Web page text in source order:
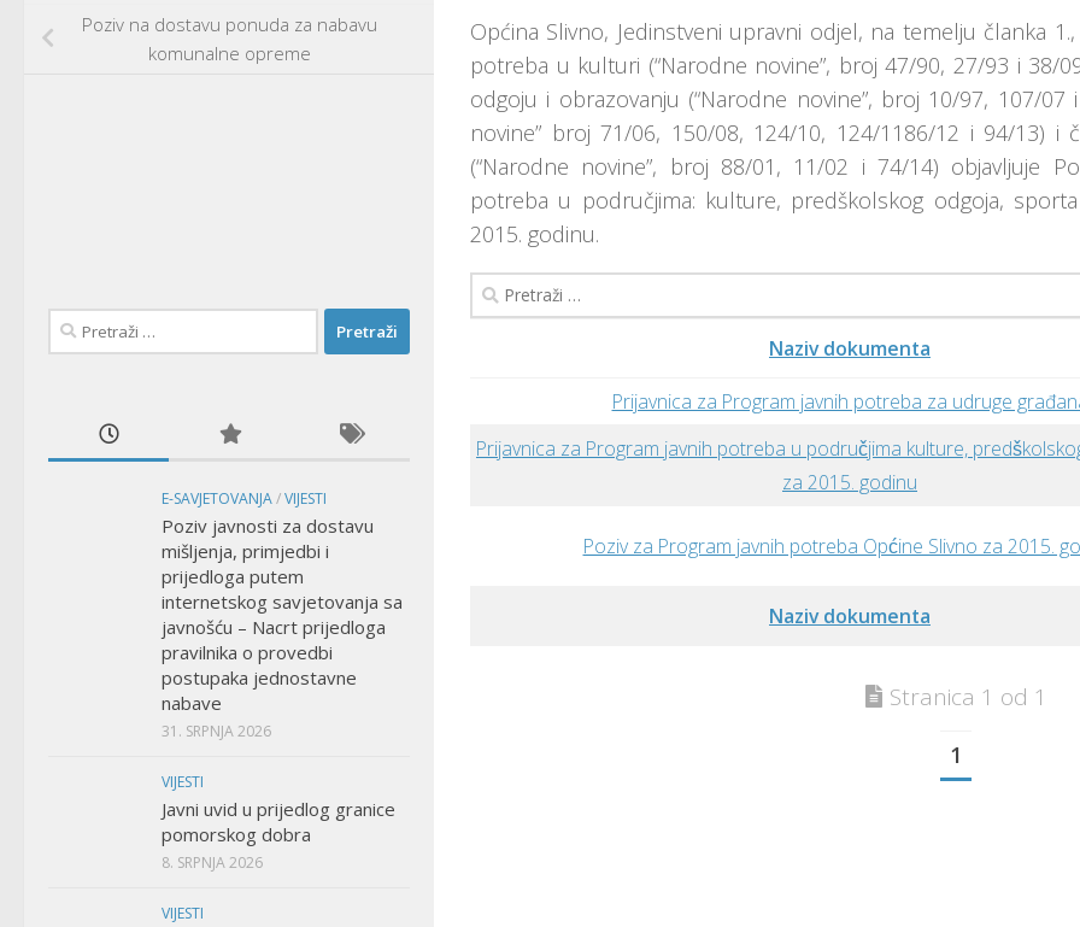
Općina Slivno, Jedinstveni upravni odjel, na temelju članka
potreba u kulturi (“Narodne novine”, broj 47/90, 27/93 i 38/
odgoju i obrazovanju (“Narodne novine”, broj 10/97, 107/
novine” broj 71/06, 150/08, 124/10, 124/1186/12 i 94/13) i
(“Narodne novine”, broj 88/01, 11/02 i 74/14) objavljuje
potreba u područjima: kulture, predškolskog odgoja,
2015. godinu.
Pretraži:
Naziv dokumenta
Naziv dokumenta
Prijavnica za Program javnih potreba za udruge
Prijavnica za Program javnih potreba u područjima kulture,
za 2015. godinu
Poziv za Program javnih potreba Općine Slivno za 2015.
Stranica 1 od 1
1
Poziv na dostavu ponuda za nabavu
komunalne opreme
Pretraži:
E-SAVJETOVANJA/VIJESTI
Poziv javnosti za dostavu
mišljenja, primjedbi i
prijedloga putem
internetskog savjetovanja sa
javnošću – Nacrt prijedloga
pravilnika o provedbi
postupaka jednostavne
nabave
31. SRPNJA 2026
VIJESTI
Javni uvid u prijedlog granice
pomorskog dobra
8. SRPNJA 2026
VIJESTI